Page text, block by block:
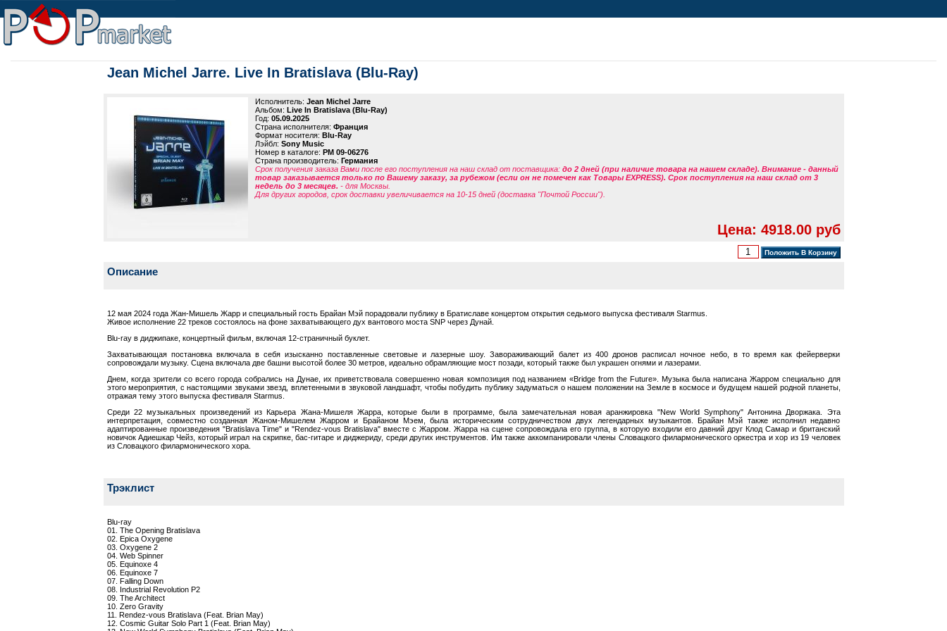
Jean Michel Jarre. Live In Bratislava (Blu-Ray)
Исполнитель: Jean Michel Jarre
Альбом: Live In Bratislava (Blu-Ray)
Год: 05.09.2025
Страна исполнителя: Франция
Формат носителя: Blu-Ray
Лэйбл: Sony Music
Номер в каталоге: PM 09-06276
Страна производитель: Германия
Срок получения заказа Вами после его поступления на наш склад от поставщика: до 2 дней (при наличие товара на нашем складе). Внимание - данный
товар заказывается только по Вашему заказу, за рубежом (если он не помечен как Товары EXPRESS). Срок поступления на наш склад от 3
недель до 3 месяцев. - для Москвы.
Для других городов, срок доставки увеличивается на 10-15 дней (доставка "Почтой России").
Цена: 4918.00 руб
Описание
12 мая 2024 года Жан-Мишель Жарр и специальный гость Брайан Мэй порадовали публику в Братиславе концертом открытия седьмого выпуска фестиваля Starmus.
Живое исполнение 22 треков состоялось на фоне захватывающего дух вантового моста SNP через Дунай.
Blu-ray в диджипаке, концертный фильм, включая 12-страничный буклет.
Захватывающая постановка включала в себя изысканно поставленные световые и лазерные шоу. Завораживающий балет из 400 дронов расписал ночное небо, в то время как фейерверки
сопровождали музыку. Сцена включала две башни высотой более 30 метров, идеально обрамляющие мост позади, который также был украшен огнями и лазерами.
Днем, когда зрители со всего города собрались на Дунае, их приветствовала совершенно новая композиция под названием «Bridge from the Future». Музыка была написана Жарром специально для
этого мероприятия, с настоящими звуками звезд, вплетенными в звуковой ландшафт, чтобы побудить публику задуматься о нашем положении на Земле в космосе и будущем нашей родной планеты,
отражая тему этого выпуска фестиваля Starmus.
Среди 22 музыкальных произведений из Карьера Жана-Мишеля Жарра, которые были в программе, была замечательная новая аранжировка "New World Symphony" Антонина Дворжака. Эта
интерпретация, совместно созданная Жаном-Мишелем Жарром и Брайаном Мэем, была историческим сотрудничеством двух легендарных музыкантов. Брайан Мэй также исполнил недавно
адаптированные произведения "Bratislava Time" и "Rendez-vous Bratislava" вместе с Жарром. Жарра на сцене сопровождала его группа, в которую входили его давний друг Клод Самар и британский
новичок Адиешкар Чейз, который играл на скрипке, бас-гитаре и диджериду, среди других инструментов. Им также аккомпанировали члены Словацкого филармонического оркестра и хор из 19 человек
из Словацкого филармонического хора.
Трэклист
Blu-ray
01. The Opening Bratislava
02. Epica Oxygene
03. Oxygene 2
04. Web Spinner
05. Equinoxe 4
06. Equinoxe 7
07. Falling Down
08. Industrial Revolution P2
09. The Architect
10. Zero Gravity
11. Rendez-vous Bratislava (Feat. Brian May)
12. Cosmic Guitar Solo Part 1 (Feat. Brian May)